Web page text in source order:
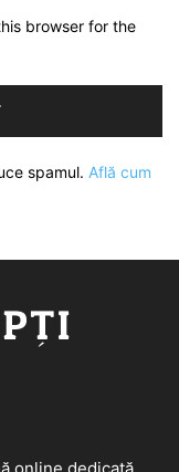
browser for the
spamul. Află cum